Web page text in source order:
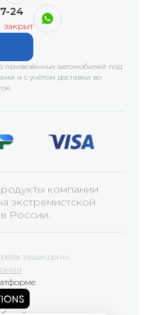
24
закрыт
привезённых автомобилей под
и с учётом доставки во
.
компании
экстремистской
России.
защищены.